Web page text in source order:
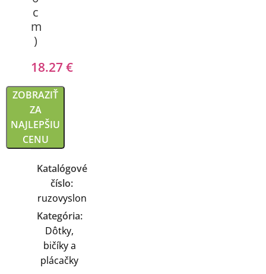
c
m
)
18.27€
ZOBRAZIŤ
ZA
NAJLEPŠIU
CENU
Katalógové
číslo:
ruzovyslon
Kategória:
Dôtky,
bičíky a
plácačky